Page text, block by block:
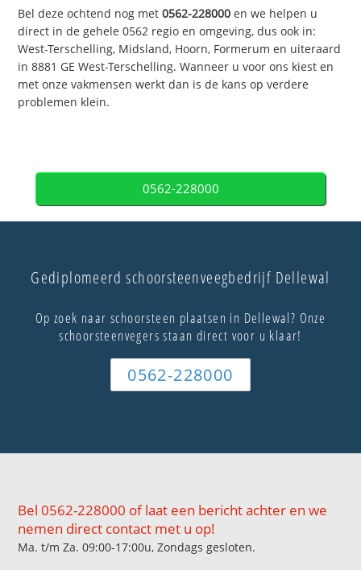
Bel deze ochtend nog met0562-228000 en we helpen u
direct in de gehele 0562 regio en omgeving, dus ook in:
West-Terschelling, Midsland, Hoorn, Formerum en uiteraard
in 8881 GE West-Terschelling. Wanneer u voor ons kiest en
met onze vakmensen werkt dan is de kans op verdere
problemen klein.
0562-228000
Gediplomeerd schoorsteenveegbedrijf Dellewal
Op zoek naar schoorsteen plaatsen in Dellewal? Onze
schoorsteenvegers staan direct voor u klaar!
0562-228000
Bel 0562-228000 of laat een bericht achter en we
nemen direct contact met u op!
Ma. t/m Za. 09:00-17:00u, Zondags gesloten.